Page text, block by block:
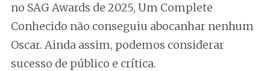
no SAG Awards de 2025, Um Complete
Conhecido não conseguiu abocanhar nenhum
Oscar. Ainda assim, podemos considerar
sucesso de público e crítica.